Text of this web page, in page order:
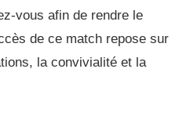
vous afin de rendre le
de ce match repose sur
la convivialité et la